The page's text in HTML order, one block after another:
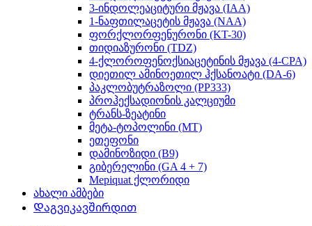
3-ინდოლეაციტური მჟავა (IAA)
1-ნაფთილაცეტის მჟავა (NAA)
ფორქლორფენურონი (KT-30)
თიდიაზურონი (TDZ)
4-ქლოროფენოქსიაცეტინის მჟავა (4-CPA)
დიეთილ ამინოეთილ ჰქსანოატი (DA-6)
პაკლობუტრაზოლი (PP333)
პროჰექსადიონის კალციუმი
ტრანს-ზეატინი
მეტა-ტოპოლინი (MT)
ეთეფონი
დამინოზიდი (B9)
გიბერელინი (GA 4 + 7)
Mepiquat ქლორიდი
ახალი ამბები
Დაგვიკავშირდით